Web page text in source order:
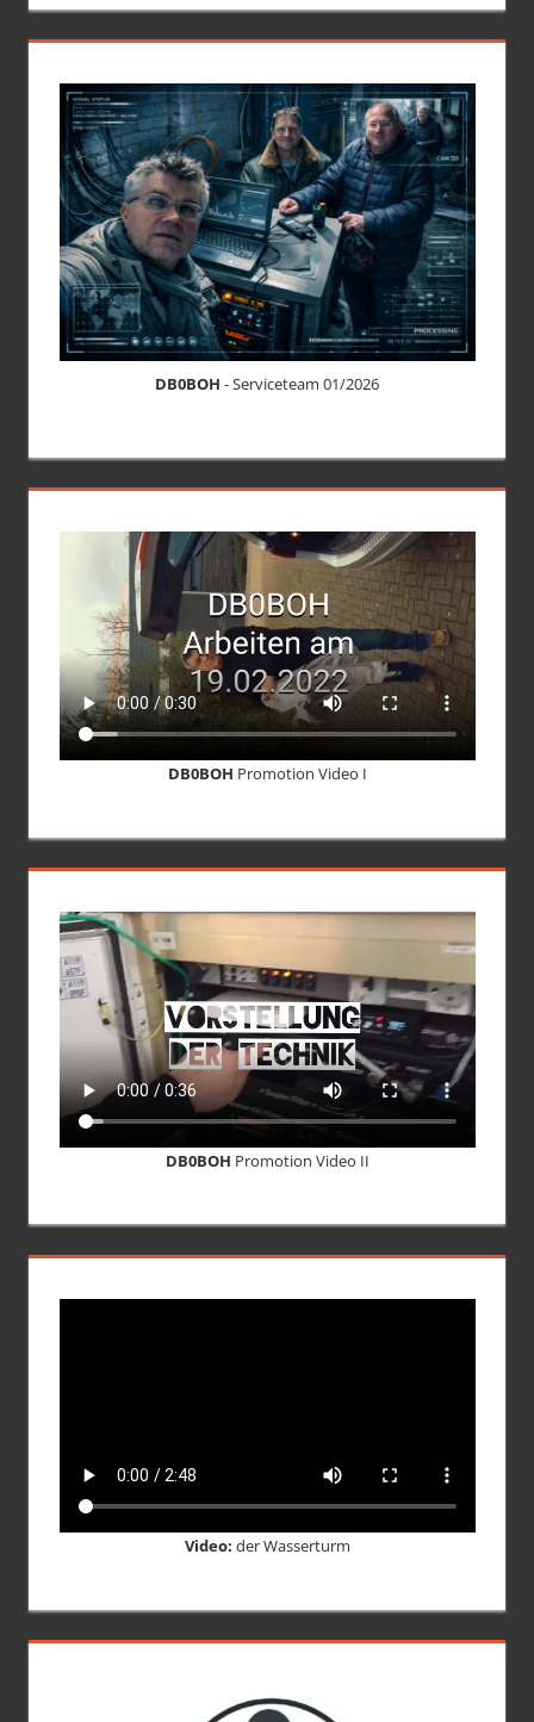
DB0BOH - Serviceteam 01/2026
DB0BOH Promotion Video I
DB0BOH Promotion Video II
Video: der Wasserturm